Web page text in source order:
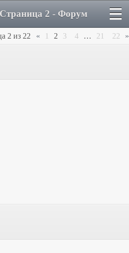
2 - Форум
2 из 22 « 1 2 3 4 … 21 22 »